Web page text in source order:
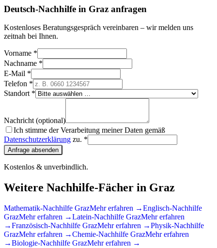
Deutsch-Nachhilfe in Graz anfragen
Kostenloses Beratungsgespräch vereinbaren – wir melden uns
zeitnah bei Ihnen.
Vorname *
Nachname *
E-Mail *
Telefon *
Standort *
Nachricht (optional)
Ich stimme der Verarbeitung meiner Daten gemäß
Datenschutzerklärung zu. *
Anfrage absenden
Kostenlos & unverbindlich.
Weitere Nachhilfe-Fächer in Graz
Mathematik-Nachhilfe GrazMehr erfahren →Englisch-Nachhilfe
GrazMehr erfahren →Latein-Nachhilfe GrazMehr erfahren
→Französisch-Nachhilfe GrazMehr erfahren →Physik-Nachhilfe
GrazMehr erfahren →Chemie-Nachhilfe GrazMehr erfahren
→Biologie-Nachhilfe GrazMehr erfahren →